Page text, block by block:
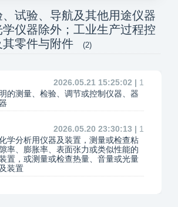
试验、导航及其他用途仪器
仪器除外；工业生产过程控
零件与附件
(2)
2026.05.21 15:25:02 | 1
的测量、检验、调节或控制仪器、器
2026.05.20 23:30:13 | 1
学分析用仪器及装置，测量或检查粘
率、膨胀率、表面张力或类似性能的
置，或测量或检查热量、音量或光量
装置